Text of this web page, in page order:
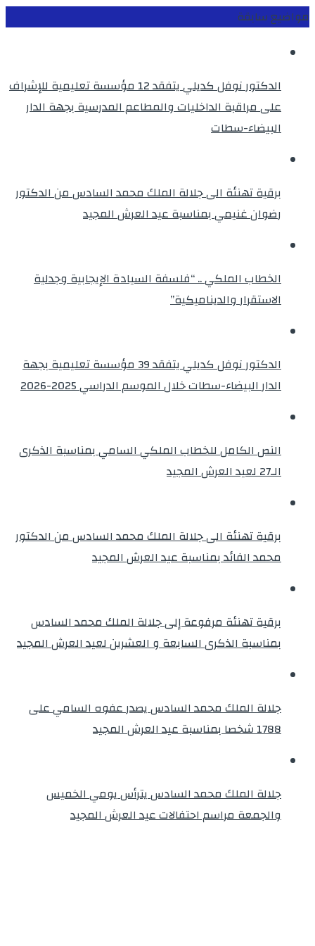
مواضيع سابقة
الدكتور نوفل كديلي يتفقد 12 مؤسسة تعليمية للإشراف
على مراقبة الداخليات والمطاعم المدرسية بجهة الدار
البيضاء-سطات
برقية تهنئة الى جلالة الملك محمد السادس من الدكتور
رضوان غنيمي بمناسبة عيد العرش المجيد
الخطاب الملكي .. “فلسفة السيادة الإيجابية وجدلية
الاستقرار والديناميكية”
الدكتور نوفل كديلي يتفقد 39 مؤسسة تعليمية بجهة
الدار البيضاء-سطات خلال الموسم الدراسي 2025-2026
النص الكامل للخطاب الملكي السامي بمناسبة الذكرى
الـ27 لعيد العرش المجيد
برقية تهنئة الى جلالة الملك محمد السادس من الدكتور
محمد الفائد بمناسبة عيد العرش المجيد
برقية تهنئة مرفوعة إلى جلالة الملك محمد السادس
بمناسبة الذكرى السابعة و العشرين لعيد العرش المجيد
جلالة الملك محمد السادس يصدر عفوه السامي على
1788 شخصا بمناسبة عيد العرش المجيد
جلالة الملك محمد السادس يترأس يومي الخميس
والجمعة مراسم احتفالات عيد العرش المجيد